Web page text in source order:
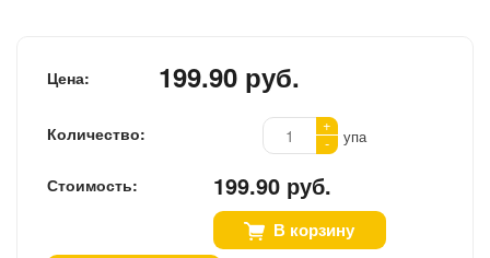
Цена: 199.90 руб.
Количество:
+
-
упа
Стоимость: 199.90 руб.
В корзину